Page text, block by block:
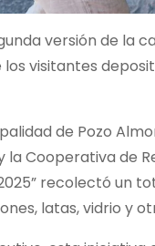
versión de la
visitantes
de Pozo
la Cooperativa de
recolectó un
latas, vidrio y